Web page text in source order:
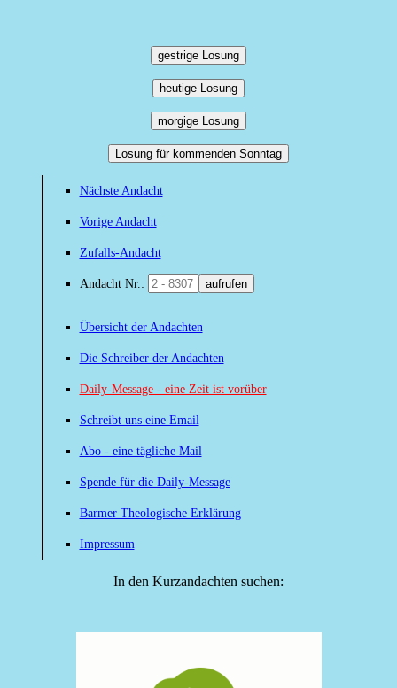
gestrige Losung
heutige Losung
morgige Losung
Losung für kommenden Sonntag
Nächste Andacht
Vorige Andacht
Zufalls-Andacht
Andacht Nr.: aufrufen
Übersicht der Andachten
Die Schreiber der Andachten
Daily-Message - eine Zeit ist vorüber
Schreibt uns eine Email
Abo - eine tägliche Mail
Spende für die Daily-Message
Barmer Theologische Erklärung
Impressum
In den Kurzandachten suchen: